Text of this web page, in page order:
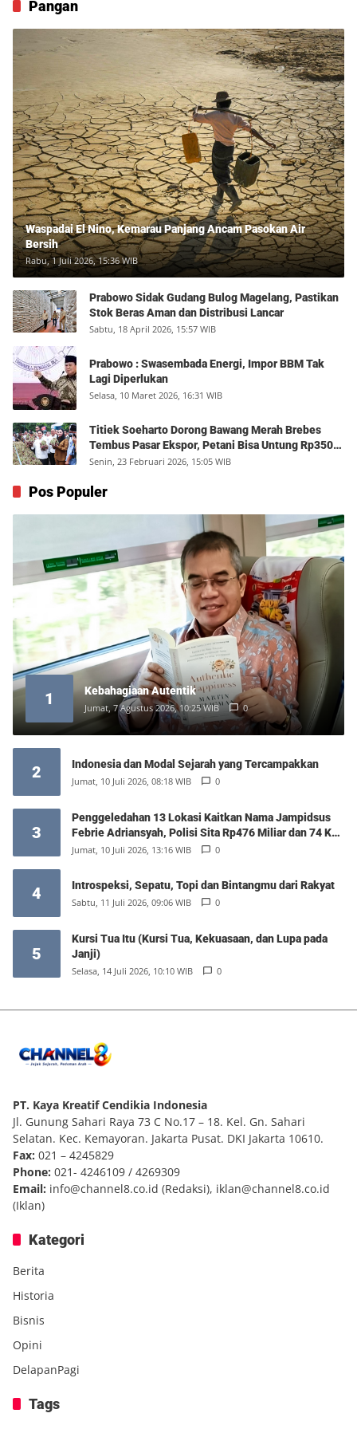
Pangan
Waspadai El Nino, Kemarau Panjang Ancam Pasokan Air
Bersih
Rabu, 1 Juli 2026, 15:36 WIB
Prabowo Sidak Gudang Bulog Magelang, Pastikan
Stok Beras Aman dan Distribusi Lancar
Sabtu, 18 April 2026, 15:57 WIB
Prabowo : Swasembada Energi, Impor BBM Tak
Lagi Diperlukan
Selasa, 10 Maret 2026, 16:31 WIB
Titiek Soeharto Dorong Bawang Merah Brebes
Tembus Pasar Ekspor, Petani Bisa Untung Rp350
Juta per Hektare
Senin, 23 Februari 2026, 15:05 WIB
Pos Populer
1 Kebahagiaan Autentik
Jumat, 7 Agustus 2026, 10:25 WIB 0
2 Indonesia dan Modal Sejarah yang Tercampakkan
Jumat, 10 Juli 2026, 08:18 WIB 0
3
Penggeledahan 13 Lokasi Kaitkan Nama Jampidsus
Febrie Adriansyah, Polisi Sita Rp476 Miliar dan 74 Kg
Emas
Jumat, 10 Juli 2026, 13:16 WIB 0
4 Introspeksi, Sepatu, Topi dan Bintangmu dari Rakyat
Sabtu, 11 Juli 2026, 09:06 WIB 0
5
Kursi Tua Itu (Kursi Tua, Kekuasaan, dan Lupa pada
Janji)
Selasa, 14 Juli 2026, 10:10 WIB 0
PT. Kaya Kreatif Cendikia Indonesia
Jl. Gunung Sahari Raya 73 C No.17 – 18. Kel. Gn. Sahari
Selatan. Kec. Kemayoran. Jakarta Pusat. DKI Jakarta 10610.
Fax: 021 – 4245829
Phone: 021- 4246109 / 4269309
Email: info@channel8.co.id (Redaksi), iklan@channel8.co.id
(Iklan)
Kategori
Berita
Historia
Bisnis
Opini
DelapanPagi
Tags